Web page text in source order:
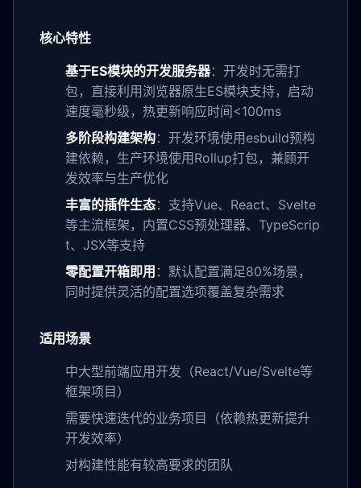
核心特性
基于ES模块的开发服务器：开发时无需打
包，直接利用浏览器原生ES模块支持，启动
速度毫秒级，热更新响应时间<100ms
多阶段构建架构：开发环境使用esbuild预构
建依赖，生产环境使用Rollup打包，兼顾开
发效率与生产优化
丰富的插件生态：支持Vue、React、Svelte
等主流框架，内置CSS预处理器、TypeScrip
t、JSX等支持
零配置开箱即用 ：默认配置满足80%场景，
同时提供灵活的配置选项覆盖复杂需求
适用场景
中大型前端应用开发（React/Vue/Svelte等
框架项目）
需要快速迭代的业务项目（依赖热更新提升
开发效率）
对构建性能有较高要求的团队